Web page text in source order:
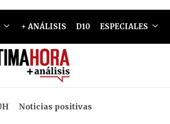
+ ANÁLISIS D10 ESPECIALES
Noticias positivas